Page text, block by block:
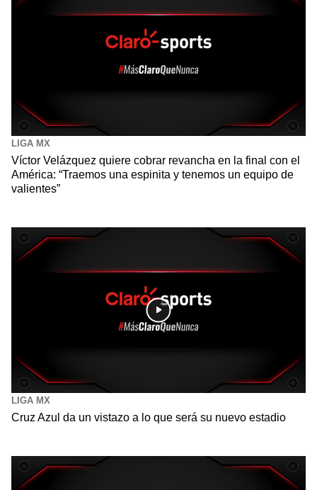
LIGA MX
Víctor Velázquez quiere cobrar revancha en la final con el
América: “Traemos una espinita y tenemos un equipo de
valientes”
LIGA MX
Cruz Azul da un vistazo a lo que será su nuevo estadio